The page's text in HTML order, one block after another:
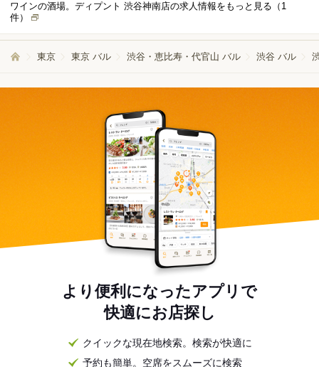
ワインの酒場。ディプント 渋谷神南店の求人情報をもっと見る（ 1
件）
東京 東京 バル 渋谷・恵比寿・代官山 バル 渋谷 バル
より便利になったアプリで
快適にお店探し
クイックな現在地検索。検索が快適に
予約も簡単。空席をスムーズに検索